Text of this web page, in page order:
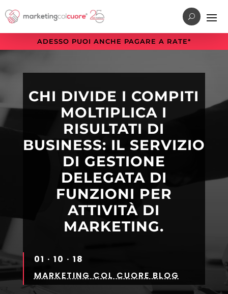
al
menu
di
principale
al
contenuto
principale
alla
sezione
a
ADESSO PUOI ANCHE PAGARE A RATE*
CHI DIVIDE I COMPITI
MOLTIPLICA I
RISULTATI DI
BUSINESS: IL SERVIZIO
DI GESTIONE
DELEGATA DI
FUNZIONI PER
ATTIVITÀ DI
MARKETING.
01 · 10 · 18
MARKETING COL CUORE BLOG